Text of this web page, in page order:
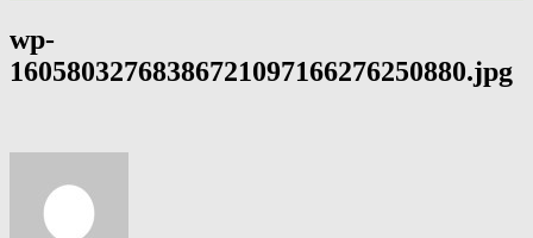
wp-
16058032768386721097166276250880.jpg